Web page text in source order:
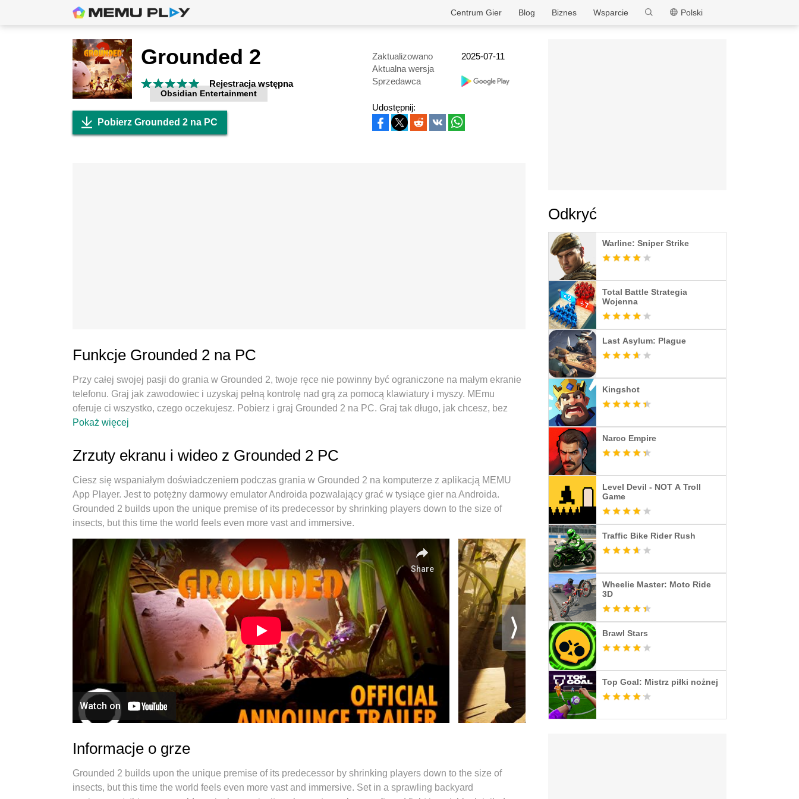
MEmu
Polski
Wsparcie
Biznes
Blog
Centrum Gier
Grounded 2
Rejestracja wstępna
Obsidian Entertainment
Zaktualizowano
2025-07-11
Aktualna wersja
Sprzedawca
Pobierz Grounded 2 na PC
Udostępnij:
Funkcje Grounded 2 na PC
Przy całej swojej pasji do grania w Grounded 2, twoje ręce nie powinny być ograniczone na małym ekranie
telefonu. Graj jak zawodowiec i uzyskaj pełną kontrolę nad grą za pomocą klawiatury i myszy. MEmu
oferuje ci wszystko, czego oczekujesz. Pobierz i graj Grounded 2 na PC. Graj tak długo, jak chcesz, bez
ograniczeń baterii, danych komórkowych i niepokojących połączeń. Zupełnie nowy MEmu 9 to najlepszy
system mapowania klawiszy sprawia, że Grounded 2 jest prawdziwą grą na PC. Zakodowany naszą
absorpcją, menedżer wielu instancji umożliwia granie na 2 lub więcej kontach na tym samym urządzeniu. A
co najważniejsze, nasz emulator może uwolnić pełny potencjał twojego komputera, sprawić, że wszystko
będzie płynne. Dbamy nie tylko o to, jak grasz, ale także o cały proces czerpania radości z grania.
Pokaż więcej
Zrzuty ekranu i wideo z Grounded 2 PC
Ciesz się wspaniałym doświadczeniem podczas grania w Grounded 2 na komputerze z aplikacją MEMU
App Player. Jest to potężny darmowy emulator Androida pozwalający grać w tysiące gier na Androida.
Grounded 2 builds upon the unique premise of its predecessor by shrinking players down to the size of
insects, but this time the world feels even more vast and immersive.
Informacje o grze
Grounded 2 builds upon the unique premise of its predecessor by shrinking players down to the size of
insects, but this time the world feels even more vast and immersive. Set in a sprawling backyard
Odkryć
Warline: Sniper Strike
Total Battle Strategia
Wojenna
Last Asylum: Plague
Kingshot
Narco Empire
Level Devil - NOT A Troll
Game
Traffic Bike Rider Rush
Wheelie Master: Moto Ride
3D
Brawl Stars
Top Goal: Mistrz piłki nożnej